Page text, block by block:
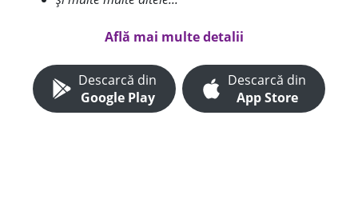
Află mai multe detalii
Descarcă din
Google Play
Descarcă din
App Store